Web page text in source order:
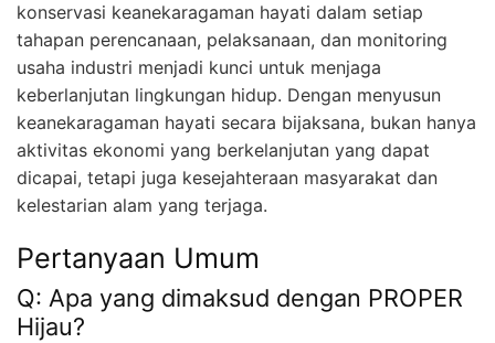
konservasi keanekaragaman hayati dalam setiap
tahapan perencanaan, pelaksanaan, dan monitoring
usaha industri menjadi kunci untuk menjaga
keberlanjutan lingkungan hidup. Dengan menyusun
keanekaragaman hayati secara bijaksana, bukan hanya
aktivitas ekonomi yang berkelanjutan yang dapat
dicapai, tetapi juga kesejahteraan masyarakat dan
kelestarian alam yang terjaga.
Pertanyaan Umum
Q: Apa yang dimaksud dengan PROPER
Hijau?